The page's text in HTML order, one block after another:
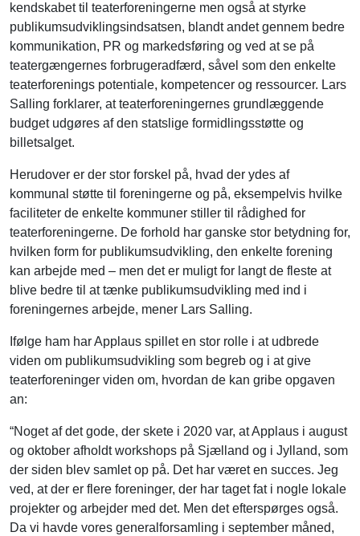
kendskabet til teaterforeningerne men også at styrke
publikumsudviklingsindsatsen, blandt andet gennem bedre
kommunikation, PR og markedsføring og ved at se på
teatergængernes forbrugeradfærd, såvel som den enkelte
teaterforenings potentiale, kompetencer og ressourcer. Lars
Salling forklarer, at teaterforeningernes grundlæggende
budget udgøres af den statslige formidlingsstøtte og
billetsalget.
Herudover er der stor forskel på, hvad der ydes af
kommunal støtte til foreningerne og på, eksempelvis hvilke
faciliteter de enkelte kommuner stiller til rådighed for
teaterforeningerne. De forhold har ganske stor betydning for,
hvilken form for publikumsudvikling, den enkelte forening
kan arbejde med – men det er muligt for langt de fleste at
blive bedre til at tænke publikumsudvikling med ind i
foreningernes arbejde, mener Lars Salling.
Ifølge ham har Applaus spillet en stor rolle i at udbrede
viden om publikumsudvikling som begreb og i at give
teaterforeninger viden om, hvordan de kan gribe opgaven
an:
“Noget af det gode, der skete i 2020 var, at Applaus i august
og oktober afholdt workshops på Sjælland og i Jylland, som
der siden blev samlet op på. Det har været en succes. Jeg
ved, at der er flere foreninger, der har taget fat i nogle lokale
projekter og arbejder med det. Men det efterspørges også.
Da vi havde vores generalforsamling i september måned,